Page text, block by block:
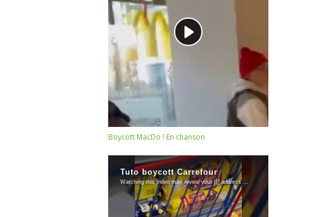
Boycott MacDo ! En chanson